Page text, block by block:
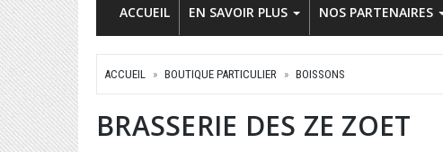
ACCUEIL EN SAVOIR PLUS NOS PARTENAIRES
ACCUEIL BOUTIQUE PARTICULIER BOISSONS
BRASSERIE DES ZE ZOET